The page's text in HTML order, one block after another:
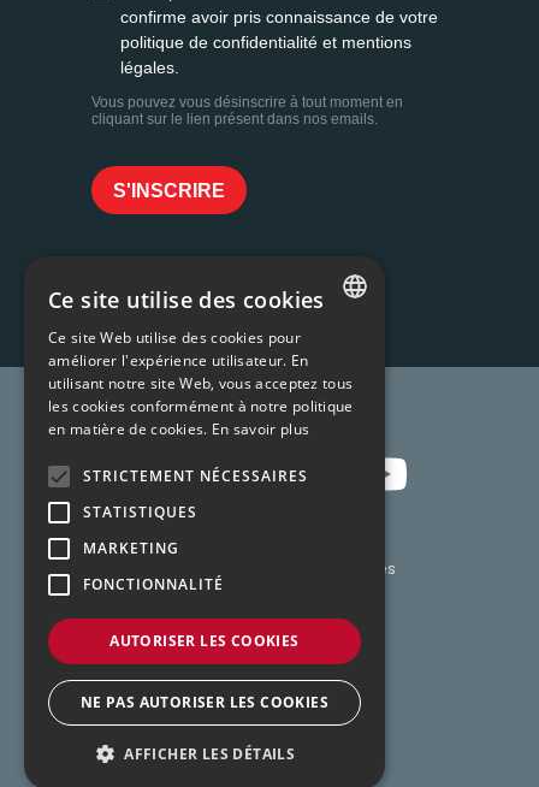
Rejoignez-nous !
Créateur de solutions connectées
Politique de confidentialité
Mentions légales
Conditions Générales de Vente
création :kienso.fr
FRENCH
ENGLISH
Ce site utilise des cookies
Ce site Web utilise des cookies pour
améliorer l'expérience utilisateur. En
utilisant notre site Web, vous acceptez tous
les cookies conformément à notre politique
en matière de cookies. En savoir plus
STRICTEMENT NÉCESSAIRES
STATISTIQUES
MARKETING
FONCTIONNALITÉ
AUTORISER LES COOKIES
NE PAS AUTORISER LES COOKIES
AFFICHER LES DÉTAILS